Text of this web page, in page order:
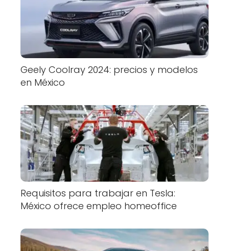
Geely Coolray 2024: precios y modelos
en México
Requisitos para trabajar en Tesla:
México ofrece empleo homeoffice